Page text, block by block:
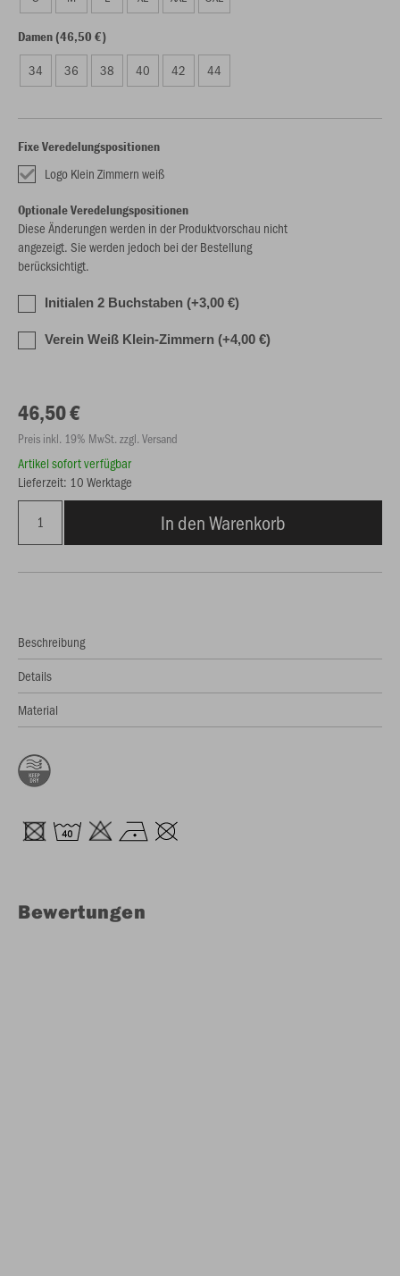
Damen (46,50 €)
34 36 38 40 42 44
Fixe Veredelungspositionen
Logo Klein Zimmern weiß
Optionale Veredelungspositionen
Diese Änderungen werden in der Produktvorschau nicht
angezeigt. Sie werden jedoch bei der Bestellung
berücksichtigt.
Initialen 2 Buchstaben (+3,00 €)
Verein Weiß Klein-Zimmern (+4,00 €)
46,50 €
Preis inkl. 19% MwSt. zzgl. Versand
Artikel sofort verfügbar
Lieferzeit: 10 Werktage
In den Warenkorb
Beschreibung
Details
Material
Bewertungen